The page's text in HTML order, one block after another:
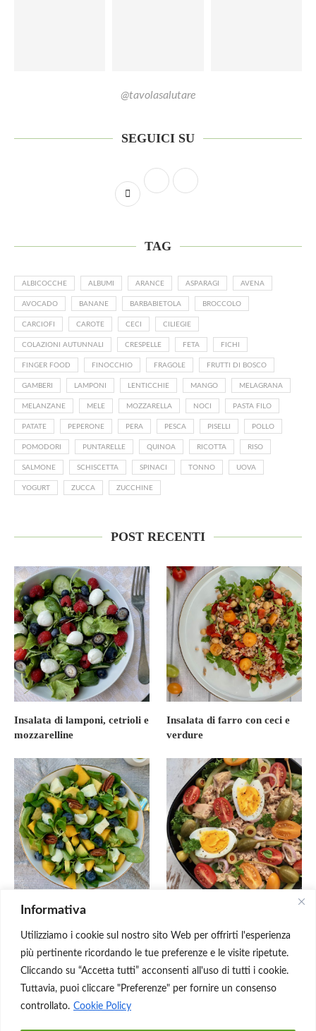
Informativa
Utilizziamo i cookie sul nostro sito Web per offrirti l'esperienza
più pertinente ricordando le tue preferenze e le visite ripetute.
Cliccando su “Accetta tutti” acconsenti all'uso di tutti i cookie.
Tuttavia, puoi cliccare "Preferenze" per fornire un consenso
controllato. Cookie Policy
@tavolasalutare
SEGUICI SU
TAG
ALBICOCCHE ALBUMI ARANCE ASPARAGI AVENA
AVOCADO BANANE BARBABIETOLA BROCCOLO
CARCIOFI CAROTE CECI CILIEGIE
COLAZIONI AUTUNNALI CRESPELLE FETA FICHI
FINGER FOOD FINOCCHIO FRAGOLE FRUTTI DI BOSCO
GAMBERI LAMPONI LENTICCHIE MANGO MELAGRANA
MELANZANE MELE MOZZARELLA NOCI PASTA FILO
PATATE PEPERONE PERA PESCA PISELLI POLLO
POMODORI PUNTARELLE QUINOA RICOTTA RISO
SALMONE SCHISCETTA SPINACI TONNO UOVA
YOGURT ZUCCA ZUCCHINE
POST RECENTI
Insalata di lamponi, cetrioli e
mozzarelline
Insalata di farro con ceci e
verdure
Insalata con mango,